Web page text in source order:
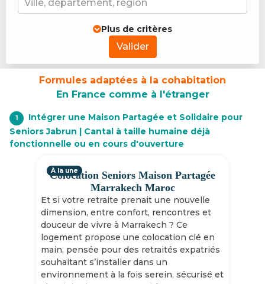
Ville, département, région
Plus de critères
Valider
Formules adaptées à la cohabitation
En France comme à l'étranger
1
Intégrer une Maison Partagée et Solidaire pour
Seniors Jabrun | Cantal à taille humaine déjà
fonctionnelle ou en cours d'ouverture
Colocation Seniors Maison Partagée
Marrakech Maroc
Et si votre retraite prenait une nouvelle
dimension, entre confort, rencontres et
douceur de vivre à Marrakech ? Ce
logement propose une colocation clé en
main, pensée pour des retraités expatriés
souhaitant s’installer dans un
environnement à la fois serein, sécurisé et
À la une